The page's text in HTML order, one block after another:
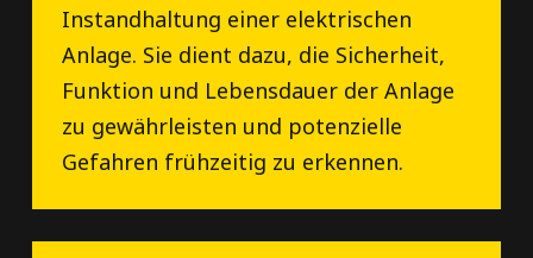
Instandhaltung einer elektrischen
Anlage. Sie dient dazu, die Sicherheit,
Funktion und Lebensdauer der Anlage
zu gewährleisten und potenzielle
Gefahren frühzeitig zu erkennen.